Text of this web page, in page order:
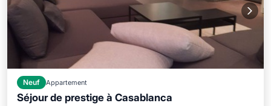
Neuf Appartement
Séjour de prestige à Casablanca